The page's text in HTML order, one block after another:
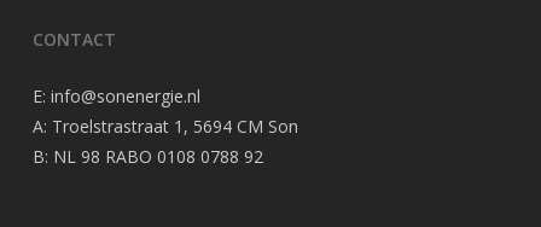
CONTACT
E: info@sonenergie.nl
A: Troelstrastraat 1, 5694 CM Son
B: NL 98 RABO 0108 0788 92